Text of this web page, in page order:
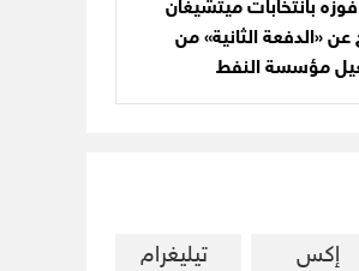
بانتخابات ميتشيغان
عن «الدفعة الثانية» من
مؤسسة النفط
إكس تيليغرام